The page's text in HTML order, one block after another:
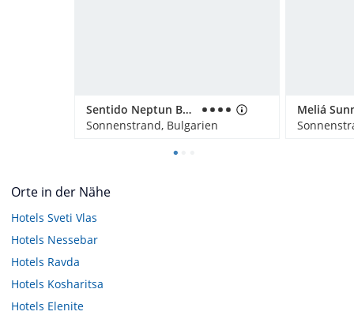
Sentido Neptun Beach
Sonnenstrand, Bulgarien
Meliá
Orte in der Nähe
Hotels Sveti Vlas
Hotels Nessebar
Hotels Ravda
Hotels Kosharitsa
Hotels Elenite